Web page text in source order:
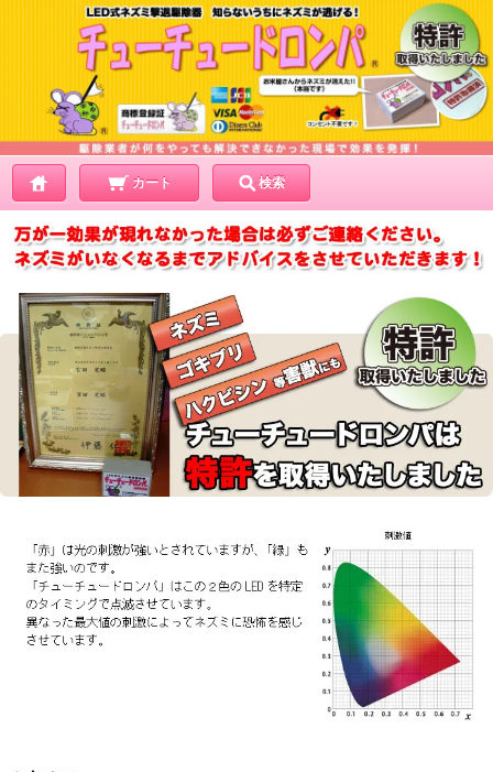
カート 検索